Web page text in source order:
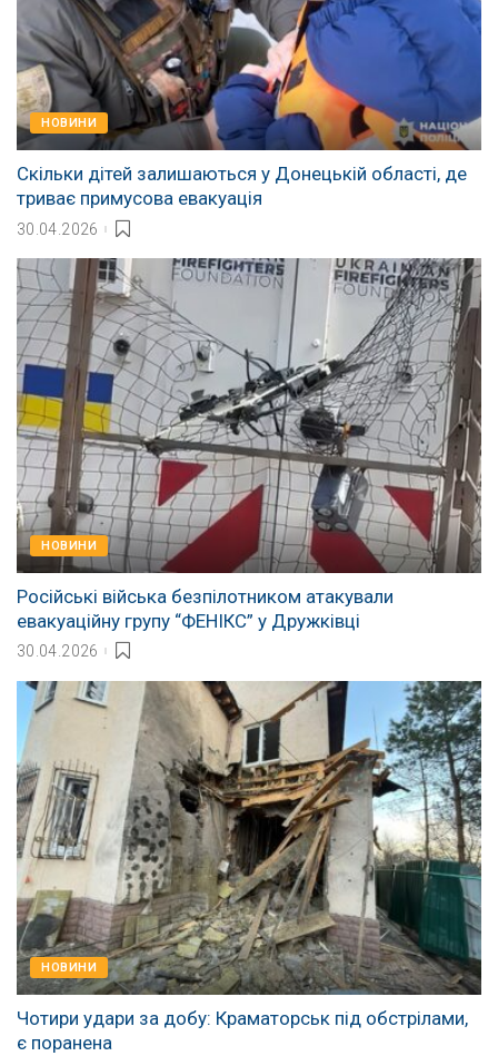
НОВИНИ
Скільки дітей залишаються у Донецькій області, де
триває примусова евакуація
30.04.2026
НОВИНИ
Російські війська безпілотником атакували
евакуаційну групу “ФЕНІКС” у Дружківці
30.04.2026
НОВИНИ
Чотири удари за добу: Краматорськ під обстрілами,
є поранена